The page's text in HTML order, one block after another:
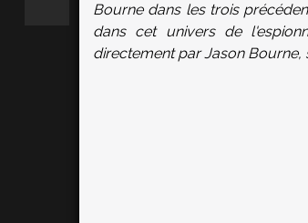
Bourne dans les trois
dans cet univers de
directement par Jason Bourne,